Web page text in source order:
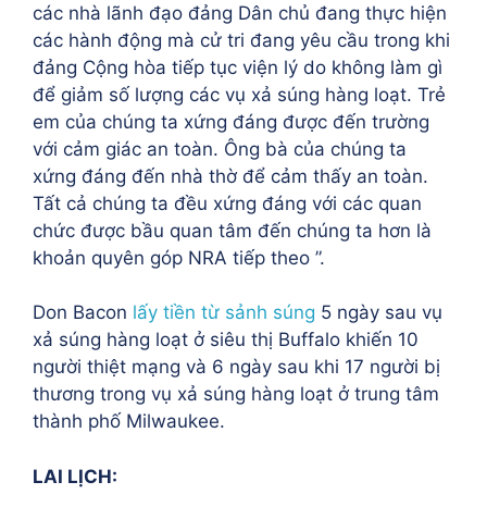
các nhà lãnh đạo đảng Dân chủ đang thực hiện
các hành động mà cử tri đang yêu cầu trong khi
đảng Cộng hòa tiếp tục viện lý do không làm gì
để giảm số lượng các vụ xả súng hàng loạt. Trẻ
em của chúng ta xứng đáng được đến trường
với cảm giác an toàn. Ông bà của chúng ta
xứng đáng đến nhà thờ để cảm thấy an toàn.
Tất cả chúng ta đều xứng đáng với các quan
chức được bầu quan tâm đến chúng ta hơn là
khoản quyên góp NRA tiếp theo ”.
Don Bacon lấy tiền từ sảnh súng 5 ngày sau vụ
xả súng hàng loạt ở siêu thị Buffalo khiến 10
người thiệt mạng và 6 ngày sau khi 17 người bị
thương trong vụ xả súng hàng loạt ở trung tâm
thành phố Milwaukee.
LAI LỊCH: